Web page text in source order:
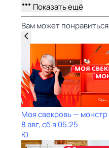
Показать ещё
Вам может понравиться
Моя свекровь — монстр
8 авг, сб в 05:25
Ю